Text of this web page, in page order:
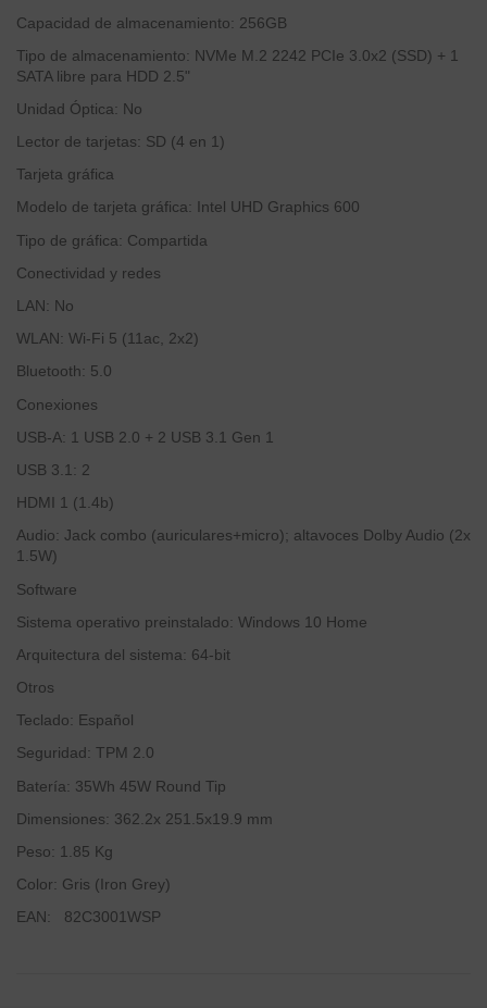
Capacidad de almacenamiento: 256GB
Tipo de almacenamiento: NVMe M.2 2242 PCIe 3.0x2 (SSD) + 1
SATA libre para HDD 2.5"
Unidad Óptica: No
Lector de tarjetas: SD (4 en 1)
Tarjeta gráfica
Modelo de tarjeta gráfica: Intel UHD Graphics 600
Tipo de gráfica: Compartida
Conectividad y redes
LAN: No
WLAN: Wi-Fi 5 (11ac, 2x2)
Bluetooth: 5.0
Conexiones
USB-A: 1 USB 2.0 + 2 USB 3.1 Gen 1
USB 3.1: 2
HDMI 1 (1.4b)
Audio: Jack combo (auriculares+micro); altavoces Dolby Audio (2x
1.5W)
Software
Sistema operativo preinstalado: Windows 10 Home
Arquitectura del sistema: 64-bit
Otros
Teclado: Español
Seguridad: TPM 2.0
Batería: 35Wh 45W Round Tip
Dimensiones: 362.2x 251.5x19.9 mm
Peso: 1.85 Kg
Color: Gris (Iron Grey)
EAN: 82C3001WSP